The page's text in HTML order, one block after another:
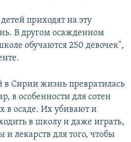
приходят на эту
В другом осажденном
обучаются 250 девочек",
Сирии жизнь превратилась
в особенности для сотен
в осаде. Их убивают и
в школу и даже играть,
и лекарств для того, чтобы